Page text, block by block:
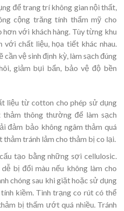
để trang trí không gian nội thất,
cộng trăng tính thẩm mỹ cho
hơn với khách hàng. Tùy từng khu
chất liệu, họa tiết khác nhau.
vệ sinh định kỳ, làm sạch đúng
giảm bụi bẩn, bảo vệ độ bền
liệu từ cotton cho phép sử dụng
thông thường để làm sạch
đảm bảo không ngâm thảm quá
thảm tránh lảm cho thảm bị co lại.
tạo bằng những sợi cellulosic.
bị đổi màu nếu không làm cho
chóng sau khi giặt hoặc sử dụng
kiềm. Tình trạng co rút có thể
bị thấm ướt quá nhiều. Tránh